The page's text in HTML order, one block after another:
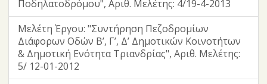
Ποδηλατοδρόμου", Αριθ. Μελέτης: 4/19-4-2013
Μελέτη Έργου: "Συντήρηση Πεζοδρομίων
Διάφορων Οδών Β’, Γ’, Δ’ Δημοτικών Κοινοτήτων
& Δημοτική Ενότητα Τριανδρίας", Αριθ. Μελέτης:
5/ 12-01-2012